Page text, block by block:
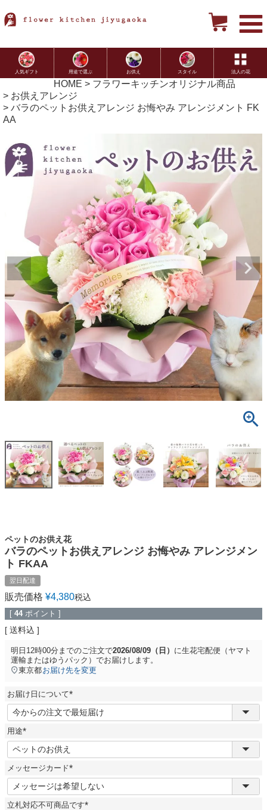
人気ギフト 用途で選ぶ お供え スタイル 法人の花
HOME
フラワーキッチンオリジナル商品
お供えアレンジ
バラのペットお供えアレンジ お悔やみ アレンジメント FK
AA
ペットのお供え花
バラのペットお供えアレンジ お悔やみ アレンジメン
ト FKAA
翌日配達
販売価格 ¥4,380税込
[ 44 ポイント ]
送料込
明日 12時00分 までのご注文で2026/08/09（日） に生花宅配便（ヤマト
運輸またはゆうパック） でお届けします。
東京都お届け先を変更
お届け日について
(
必
須
用途
(
必
須
)
メッセージカード
(
必
須
立札対応不可商品です